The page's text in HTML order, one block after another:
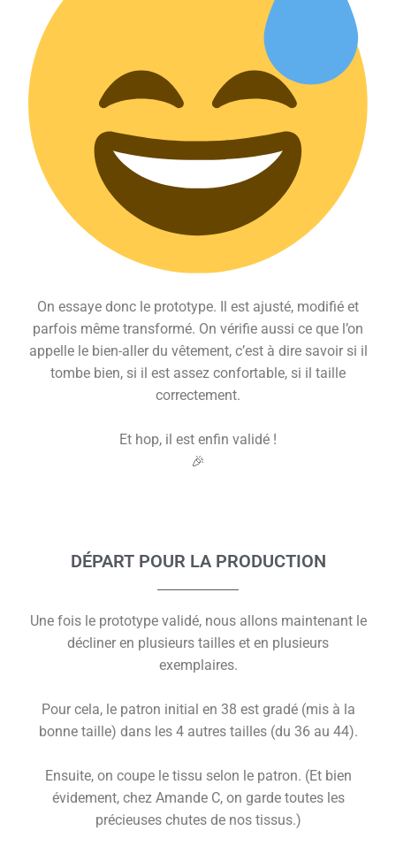
On essaye donc le prototype. Il est ajusté, modifié et
parfois même transformé. On vérifie aussi ce que l’on
appelle le bien-aller du vêtement, c’est à dire savoir si il
tombe bien, si il est assez confortable, si il taille
correctement.
Et hop, il est enfin validé !
🎉
DÉPART POUR LA PRODUCTION
Une fois le prototype validé, nous allons maintenant le
décliner en plusieurs tailles et en plusieurs
exemplaires.
Pour cela, le patron initial en 38 est gradé (mis à la
bonne taille) dans les 4 autres tailles (du 36 au 44).
Ensuite, on coupe le tissu selon le patron. (Et bien
évidement, chez Amande C, on garde toutes les
précieuses chutes de nos tissus.)